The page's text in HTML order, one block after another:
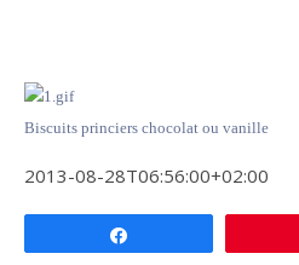
Biscuits princiers chocolat ou vanille
2013-08-28T06:56:00+02:00